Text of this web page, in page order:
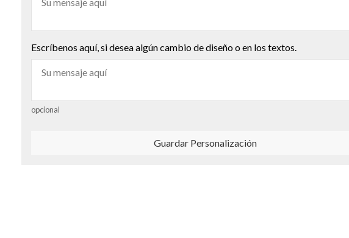
Escríbenos aquí, si desea algún cambio de diseño o en los textos.
opcional
Guardar Personalización